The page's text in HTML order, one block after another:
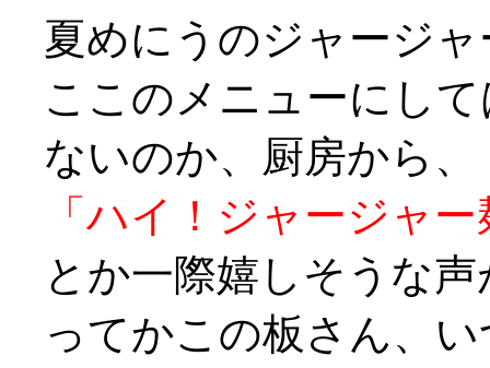
夏めにうのジャージ
ここのメニューにし
ないのか、厨房から、
「ハイ！ジャージャ
とか一際嬉しそうな
ってかこの板さん、